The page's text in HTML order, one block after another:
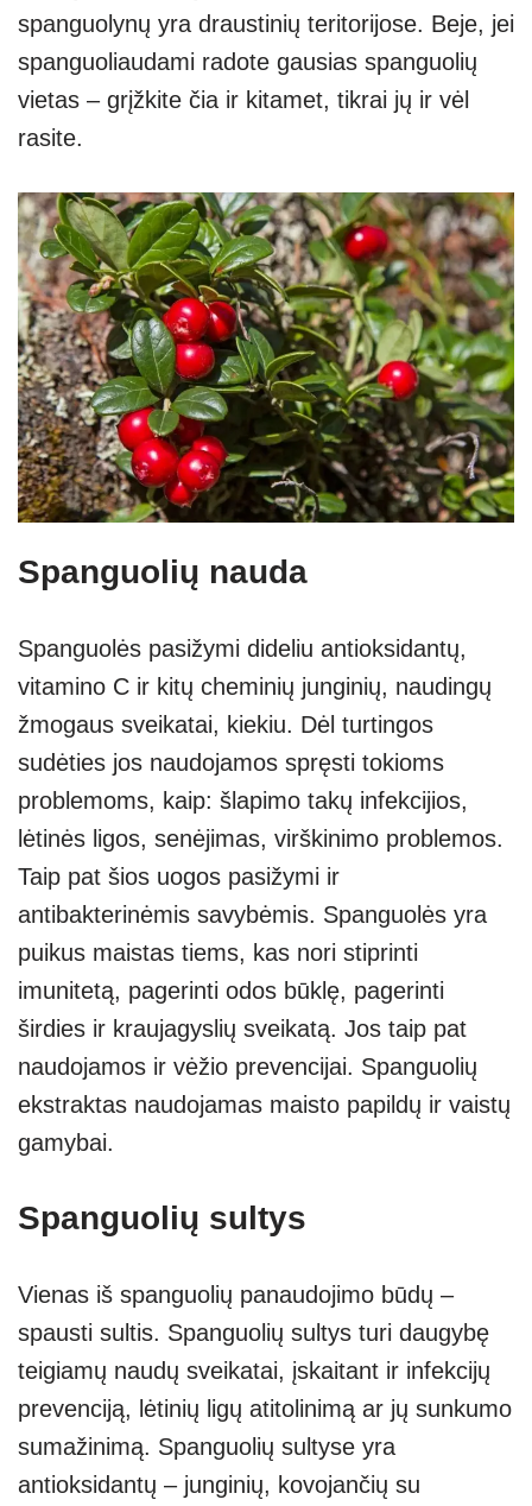
spanguolynų yra draustinių teritorijose. Beje, jei
spanguoliaudami radote gausias spanguolių
vietas – grįžkite čia ir kitamet, tikrai jų ir vėl
rasite.
Spanguolių nauda
Spanguolės pasižymi dideliu antioksidantų,
vitamino C ir kitų cheminių junginių, naudingų
žmogaus sveikatai, kiekiu. Dėl turtingos
sudėties jos naudojamos spręsti tokioms
problemoms, kaip: šlapimo takų infekcijios,
lėtinės ligos, senėjimas, virškinimo problemos.
Taip pat šios uogos pasižymi ir
antibakterinėmis savybėmis. Spanguolės yra
puikus maistas tiems, kas nori stiprinti
imunitetą, pagerinti odos būklę, pagerinti
širdies ir kraujagyslių sveikatą. Jos taip pat
naudojamos ir vėžio prevencijai. Spanguolių
ekstraktas naudojamas maisto papildų ir vaistų
gamybai.
Spanguolių sultys
Vienas iš spanguolių panaudojimo būdų –
spausti sultis. Spanguolių sultys turi daugybę
teigiamų naudų sveikatai, įskaitant ir infekcijų
prevenciją, lėtinių ligų atitolinimą ar jų sunkumo
sumažinimą. Spanguolių sultyse yra
antioksidantų – junginių, kovojančių su